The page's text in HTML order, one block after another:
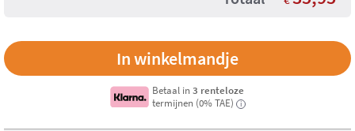
Betaal in3 renteloze
termijnen (0% TAE)
i